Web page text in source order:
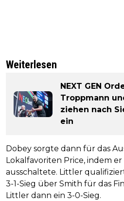
Weiterlesen
NEXT GEN
Troppmann
ziehen nach
ein
Dobey sorgte dann für das
Lokalfavoriten Price, indem
ausschaltete. Littler
3-1-Sieg über Smith für das
Littler dann ein 3-0-Sieg.